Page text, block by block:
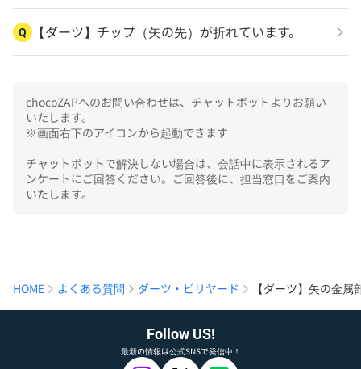
Q 【ダーツ】チップ（矢の先）が折れています。
chocoZAPへのお問い合わせは、チャットボットよりお願い
いたします。
※画面右下のアイコンから起動できます
チャットボットで解決しない場合は、会話中に表示されるア
ンケートにご回答ください。ご回答後に、担当窓口をご案内
いたします。
HOME よくある質問 ダーツ・ビリヤード 【ダーツ】矢の金
Follow US!
最新の情報は公式SNSで発信中！